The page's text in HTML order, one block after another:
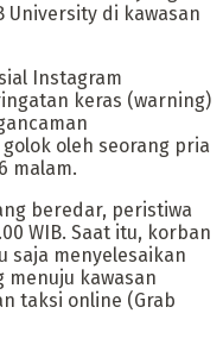
University di kawasan
Instagram
keras (warning)
oleh seorang pria
malam.
beredar, peristiwa
WIB. Saat itu, korban
saja menyelesaikan
menuju kawasan
taksi online (Grab